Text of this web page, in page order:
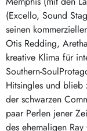
(Excello, Sound
seinen
Otis Redding,
kreative Klima für
Southern-
Hitsingles und blieb
der schwarzen
paar Perlen jener
des ehemaligen